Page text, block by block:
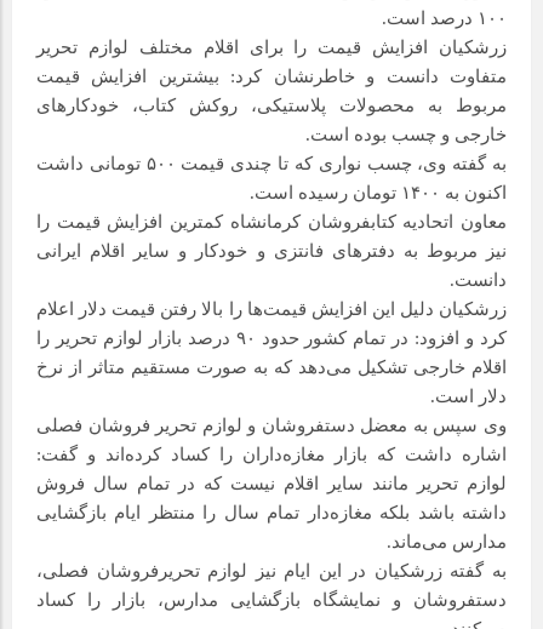
۱۰۰ درصد است.
زرشکیان افزایش قیمت را برای اقلام مختلف لوازم تحریر
متفاوت دانست و خاطرنشان کرد: بیشترین افزایش قیمت
مربوط به محصولات پلاستیکی، روکش کتاب، خودکارهای
خارجی و چسب بوده است.
به گفته وی، چسب نواری که تا چندی قیمت ۵۰۰ تومانی داشت
اکنون به ۱۴۰۰ تومان رسیده است.
معاون اتحادیه کتابفروشان کرمانشاه کمترین افزایش قیمت را
نیز مربوط به دفترهای فانتزی و خودکار و سایر اقلام ایرانی
دانست.
زرشکیان دلیل این افزایش قیمت‌ها را بالا رفتن قیمت دلار اعلام
کرد و افزود: در تمام کشور حدود ۹۰ درصد بازار لوازم تحریر را
اقلام خارجی تشکیل می‌دهد که به صورت مستقیم متاثر از نرخ
دلار است.
وی سپس به معضل دستفروشان و لوازم تحریر فروشان فصلی
اشاره داشت که بازار مغازه‌داران را کساد کرده‌اند و گفت:
لوازم تحریر مانند سایر اقلام نیست که در تمام سال فروش
داشته باشد بلکه مغازه‌دار تمام سال را منتظر ایام بازگشایی
مدارس می‌ماند.
به گفته زرشکیان در این ایام نیز لوازم تحریرفروشان فصلی،
دستفروشان و نمایشگاه بازگشایی مدارس، بازار را کساد